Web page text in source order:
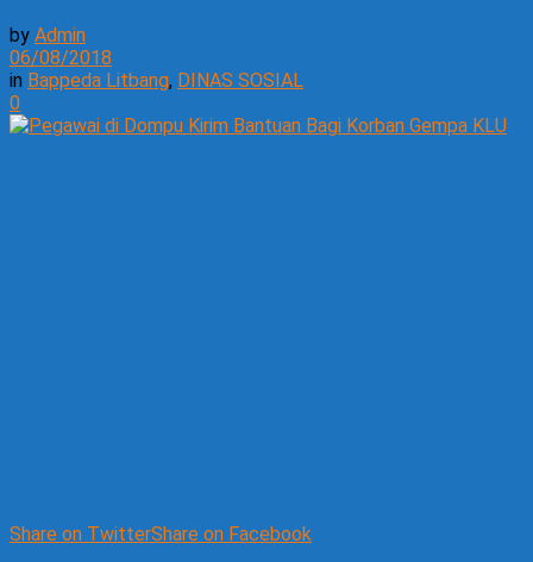
by Admin
06/08/2018
in Bappeda Litbang, DINAS SOSIAL
0
Share on TwitterShare on Facebook